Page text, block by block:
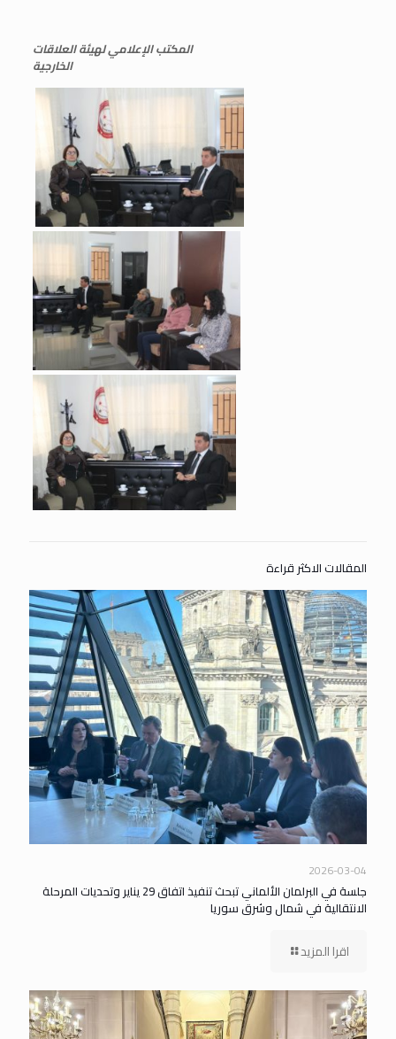
المكتب الإعلامي لهيئة العلاقات
الخارجية
المقالات الاكثر قراءة
2026-03-04
جلسة في البرلمان الألماني تبحث تنفيذ اتفاق 29 يناير وتحديات المرحلة
الانتقالية في شمال وشرق سوريا
اقرا المزيد